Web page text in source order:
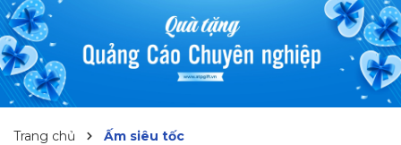
Trang chủ Ấm siêu tốc